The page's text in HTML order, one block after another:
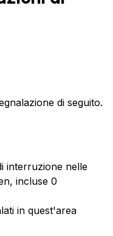
di seguito.
interruzione nelle
incluse 0
in quest'area